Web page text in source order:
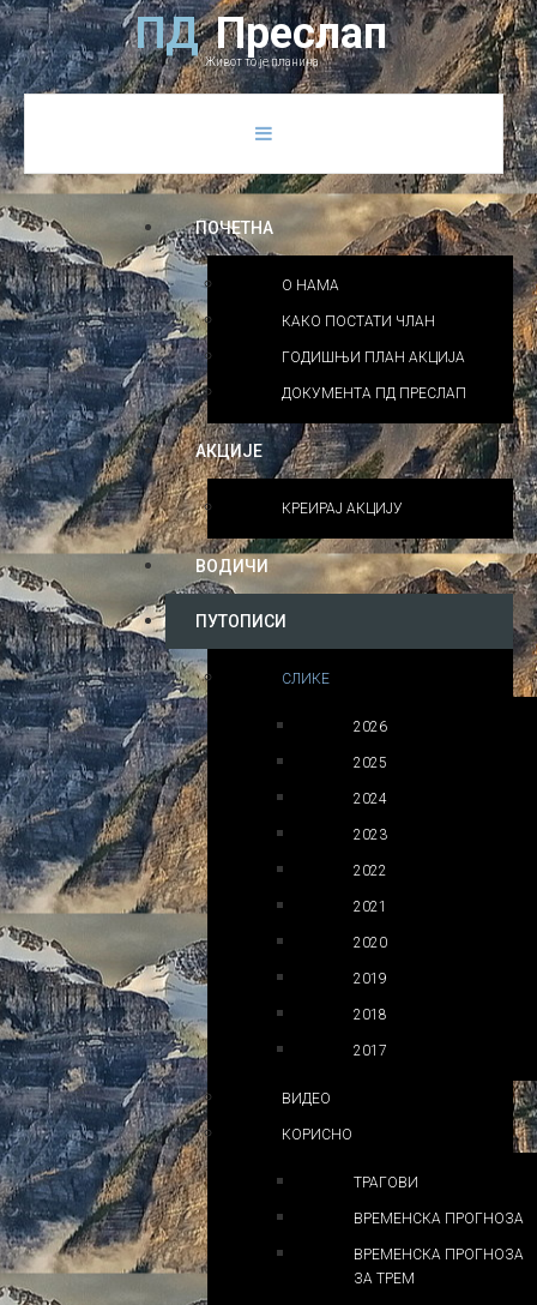
ПД Преслап
Живот то је планина
ПОЧЕТНА
О НАМА
КАКО ПОСТАТИ ЧЛАН
ГОДИШЊИ ПЛАН АКЦИЈА
ДОКУМЕНТА ПД ПРЕСЛАП
АКЦИЈЕ
КРЕИРАЈ АКЦИЈУ
ВОДИЧИ
ПУТОПИСИ
СЛИКЕ
2026
2025
2024
2023
2022
2021
2020
2019
2018
2017
ВИДЕО
КОРИСНО
ТРАГОВИ
ВРЕМЕНСКА ПРОГНОЗА
ВРЕМЕНСКА ПРОГНОЗА
ЗА ТРЕМ
YearMonth
YearMonth